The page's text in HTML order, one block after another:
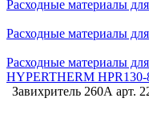
Расходные материалы
Расходные материалы
Расходные материалы
HYPERTHERM HPR130-
Завихритель 260А арт.